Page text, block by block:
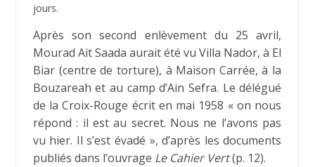
jours.
Après son second enlèvement du 25 avril,
Mourad Ait Saada aurait été vu Villa Nador, à El
Biar (centre de torture), à Maison Carrée, à la
Bouzareah et au camp d’Ain Sefra. Le délégué
de la Croix-Rouge écrit en mai 1958 « on nous
répond : il est au secret. Nous ne l’avons pas
vu hier. Il s’est évadé », d’après les documents
publiés dans l’ouvrage Le Cahier Vert(p. 12).